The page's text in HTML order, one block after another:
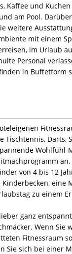
Kaffee und
am Pool.
weitere
mit einem
im Urlaub
Personal
in Buffetform
Tischtennis, Darts,
Wohlfühl-
von 4 bis 12
eine
zu einem
ganz
Wenn Sie
Fitnessraum
Sie sich bei einer